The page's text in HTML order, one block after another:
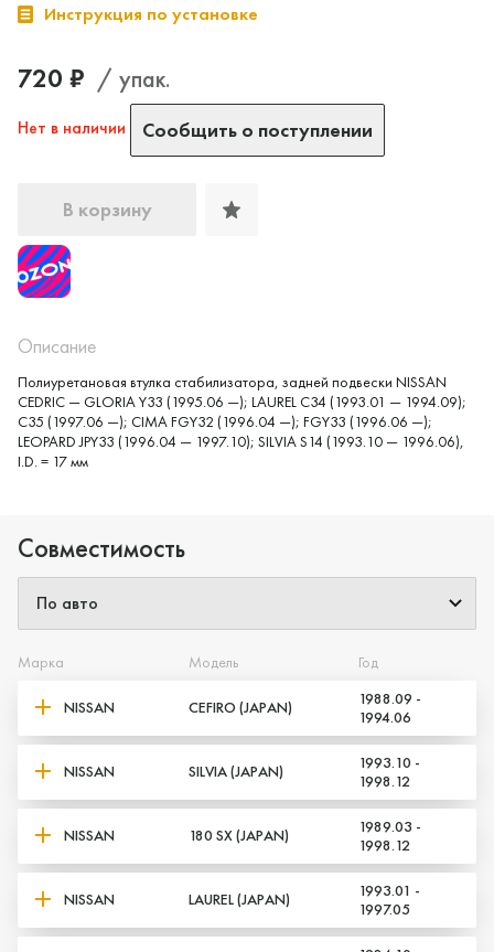
Да, верно
Инструкция по установке
720 ₽ / упак.
Нет в наличии Сообщить о поступлении
В корзину
Описание
Полиуретановая втулка стабилизатора, задней подвески NISSAN
CEDRIC — GLORIA Y33 (1995.06 —); LAUREL C34 (1993.01 — 1994.09);
C35 (1997.06 —); CIMA FGY32 (1996.04 —); FGY33 (1996.06 —);
LEOPARD JPY33 (1996.04 — 1997.10); SILVIA S14 (1993.10 — 1996.06),
I.D. = 17 мм
Совместимость
Марка Модель Год
NISSAN CEFIRO (JAPAN)
1988.09 -
1994.06
NISSAN SILVIA (JAPAN)
1993.10 -
1998.12
NISSAN 180 SX (JAPAN)
1989.03 -
1998.12
NISSAN LAUREL (JAPAN)
1993.01 -
1997.05